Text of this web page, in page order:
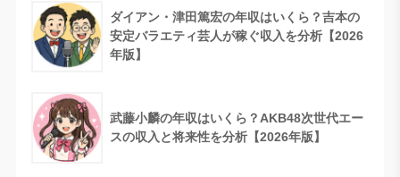
ダイアン・津田篤宏の年収はいくら？吉本の
安定バラエティ芸人が稼ぐ収入を分析【2026
年版】
武藤小麟の年収はいくら？AKB48次世代エー
スの収入と将来性を分析【2026年版】